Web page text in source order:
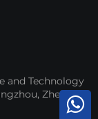
and Technology
Zhejiang,